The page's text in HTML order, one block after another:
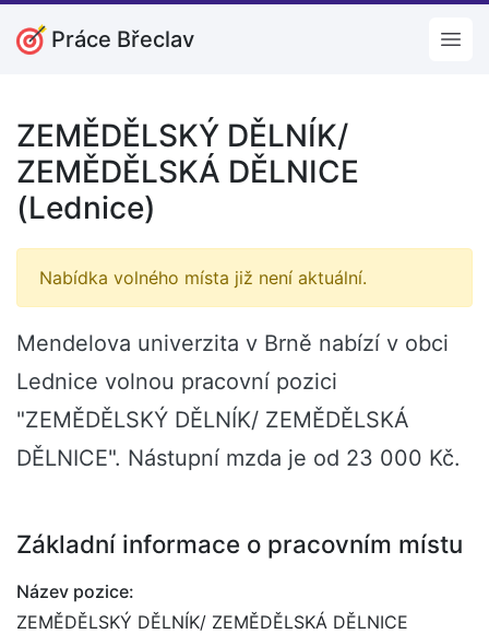
Práce Břeclav
ZEMĚDĚLSKÝ DĚLNÍK/
ZEMĚDĚLSKÁ DĚLNICE
(Lednice)
Nabídka volného místa již není aktuální.
Mendelova univerzita v Brně nabízí v obci
Lednice volnou pracovní pozici
"ZEMĚDĚLSKÝ DĚLNÍK/ ZEMĚDĚLSKÁ
DĚLNICE". Nástupní mzda je od 23 000 Kč.
Základní informace o pracovním místu
Název pozice:
ZEMĚDĚLSKÝ DĚLNÍK/ ZEMĚDĚLSKÁ DĚLNICE